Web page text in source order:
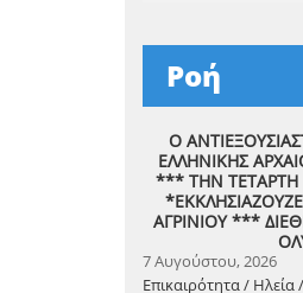
Ροή
Ο
ΕΛΛΗΝΙΚΗΣ
*** ΤΗΝ ΤΕΤΑΡΤΗ
ΑΓΡΙΝΙΟΥ ***
7 Αυγούστου, 2026
Επικαιρότητα / Ηλεία